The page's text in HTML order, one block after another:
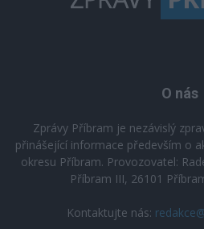
O nás
Zprávy Příbram je nezávislý
přinášející informace především o
okresu Příbram. Provozovatel:
Příbram III, 26101
Kontaktujte nás: